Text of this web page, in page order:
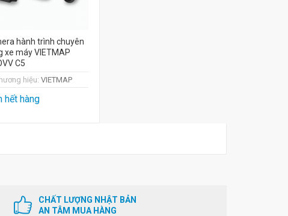
hành trình chuyên
xe máy VIETMAP
C5
hiệu: VIETMAP
hết hàng
CHẤT LƯỢNG NHẬT BẢN
AN TÂM MUA HÀNG